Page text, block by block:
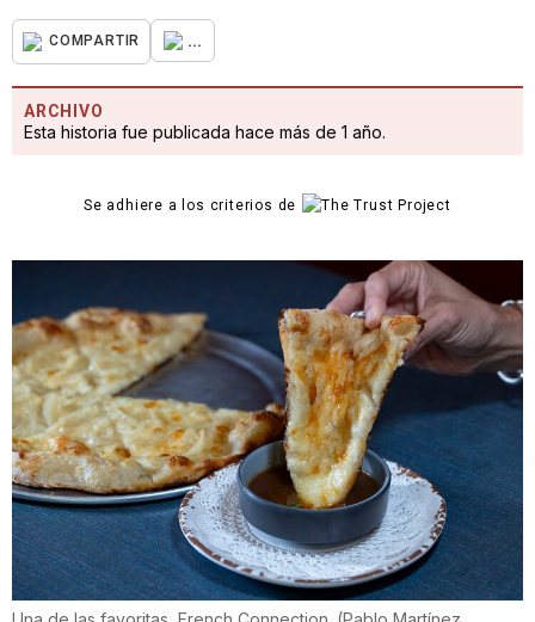
COMPARTIR ...
ARCHIVO
Esta historia fue publicada hace más de 1 año.
Se adhiere a los criterios de